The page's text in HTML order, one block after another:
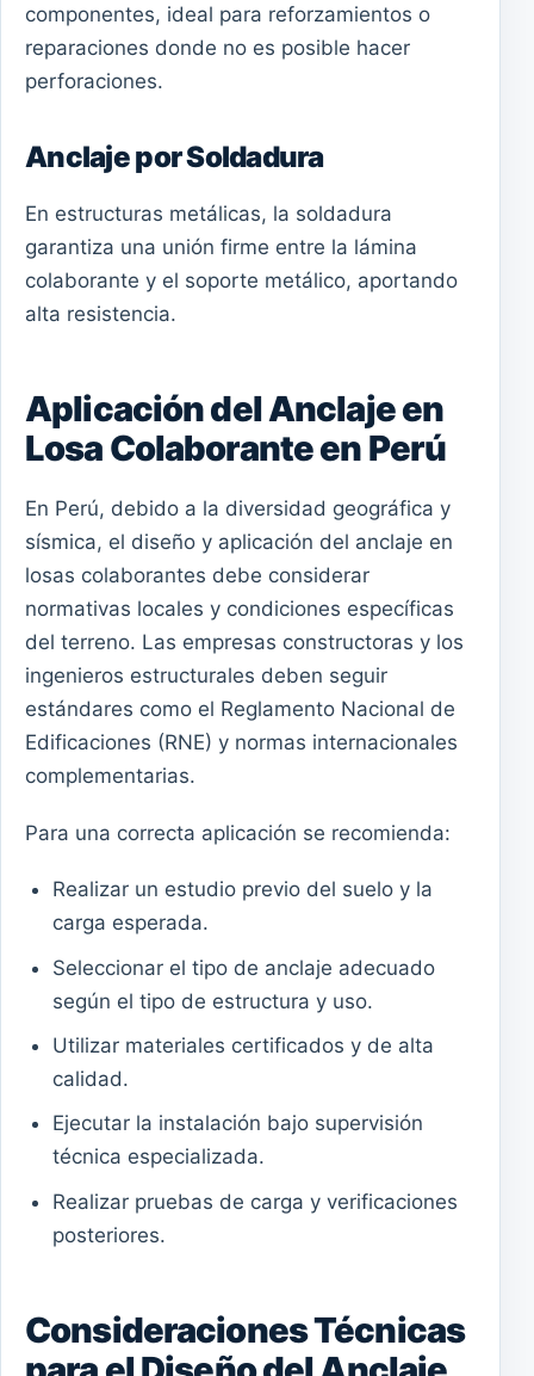
componentes, ideal para reforzamientos o
reparaciones donde no es posible hacer
perforaciones.
Anclaje por Soldadura
En estructuras metálicas, la soldadura
garantiza una unión firme entre la lámina
colaborante y el soporte metálico, aportando
alta resistencia.
Aplicación del Anclaje en
Losa Colaborante en Perú
En Perú, debido a la diversidad geográfica y
sísmica, el diseño y aplicación del anclaje en
losas colaborantes debe considerar
normativas locales y condiciones específicas
del terreno. Las empresas constructoras y los
ingenieros estructurales deben seguir
estándares como el Reglamento Nacional de
Edificaciones (RNE) y normas internacionales
complementarias.
Para una correcta aplicación se recomienda:
Realizar un estudio previo del suelo y la
carga esperada.
Seleccionar el tipo de anclaje adecuado
según el tipo de estructura y uso.
Utilizar materiales certificados y de alta
calidad.
Ejecutar la instalación bajo supervisión
técnica especializada.
Realizar pruebas de carga y verificaciones
posteriores.
Consideraciones Técnicas